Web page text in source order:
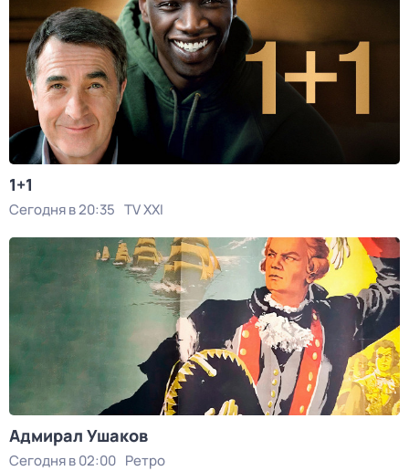
1+1
Сегодня в 20:35 TV XXI
Адмирал Ушаков
Сегодня в 02:00 Ретро